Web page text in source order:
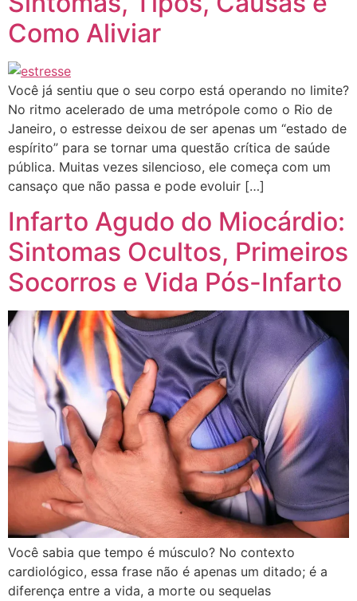
Como Aliviar
Você já sentiu que o seu corpo está operando no limite?
No ritmo acelerado de uma metrópole como o Rio de
Janeiro, o estresse deixou de ser apenas um “estado de
espírito” para se tornar uma questão crítica de saúde
pública. Muitas vezes silencioso, ele começa com um
cansaço que não passa e pode evoluir […]
Infarto Agudo do Miocárdio:
Sintomas Ocultos, Primeiros
Socorros e Vida Pós-Infarto
Você sabia que tempo é músculo? No contexto
cardiológico, essa frase não é apenas um ditado; é a
diferença entre a vida, a morte ou sequelas